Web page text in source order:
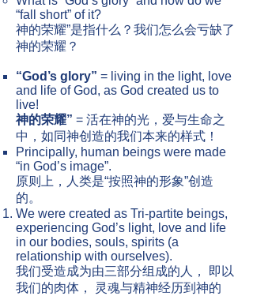
“fall short” of it?
神的荣耀”是指什么？我们怎么会亏缺了
神的荣耀？
“God’s glory” = living in the light, love
and life of God, as God created us to
live!
神的荣耀” = 活在神的光，爱与生命之
中，如同神创造的我们本来的样式！
Principally, human beings were made
“in God’s image”.
​原则上，人类是“按照神的形象”创造
的。
We were created as Tri-partite beings,
experiencing God’s light, love and life
in our bodies, souls, spirits (a
relationship with ourselves).
我们受造成为由三部分组成的人， 即以
我们的肉体， 灵魂与精神经历到神的